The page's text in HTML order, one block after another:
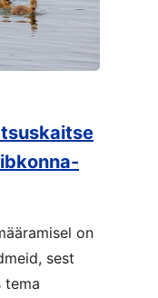
on
sest
tema